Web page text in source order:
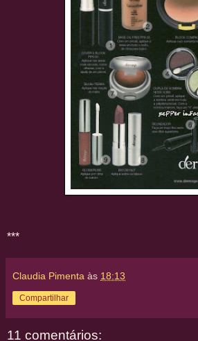
***
Claudia Pimenta às 18:13
Compartilhar
11 comentários: